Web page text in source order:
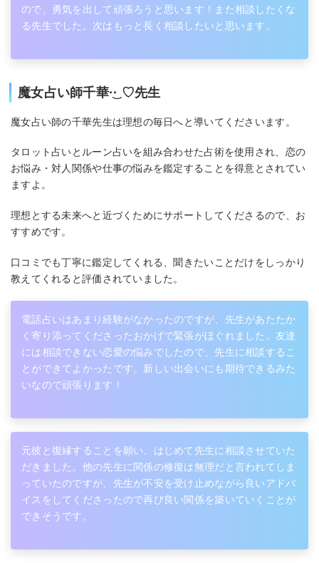
ので、勇気を出して頑張ろうと思います！また相談したくな
る先生でした。次はもっと長く相談したいと思います。
魔女占い師千華·͜· ♡先生
魔女占い師の千華先生は理想の毎日へと導いてくださいます。
タロット占いとルーン占いを組み合わせた占術を使用され、恋の
お悩み・対人関係や仕事の悩みを鑑定することを得意とされてい
ますよ。
理想とする未来へと近づくためにサポートしてくださるので、お
すすめです。
口コミでも丁寧に鑑定してくれる、聞きたいことだけをしっかり
教えてくれると評価されていました。
電話占いはあまり経験がなかったのですが、先生があたたか
く寄り添ってくださったおかげで緊張がほぐれました。友達
には相談できない恋愛の悩みでしたので、先生に相談するこ
とができてよかったです。新しい出会いにも期待できるみた
いなので頑張ります！
元彼と復縁することを願い、はじめて先生に相談させていた
だきました。他の先生に関係の修復は無理だと言われてしま
っていたのですが、先生が不安を受け止めながら良いアドバ
イスをしてくださったので再び良い関係を築いていくことが
できそうです。